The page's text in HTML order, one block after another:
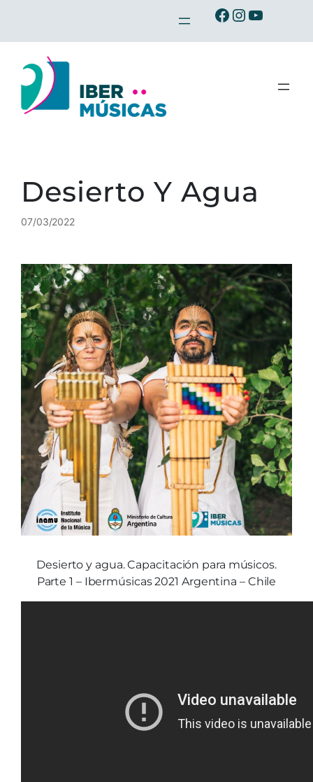
contenido
Ibermusicas en Facebook
Ibermusicas en Instagram
Ibermusicas en Youtube
Desierto Y Agua
07/03/2022
Desierto y agua. Capacitación para músicos.
Parte 1 – Ibermúsicas 2021 Argentina – Chile